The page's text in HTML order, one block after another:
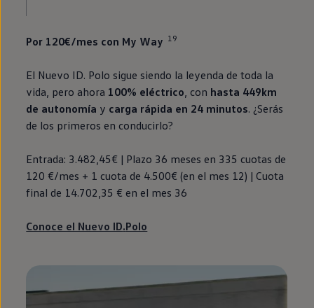
Por 120€/mes con My Way 19
El Nuevo ID. Polo sigue siendo la leyenda de toda la
vida, pero ahora 100% eléctrico , con hasta 449km
de autonomía y carga rápida en 24 minutos. ¿Serás
de los primeros en conducirlo?
Entrada: 3.482,45€ | Plazo 36 meses en 335 cuotas de
120 €/mes + 1 cuota de 4.500€(en el mes 12) | Cuota
final de 14.702,35 € en el mes 36
Conoce el Nuevo ID.Polo